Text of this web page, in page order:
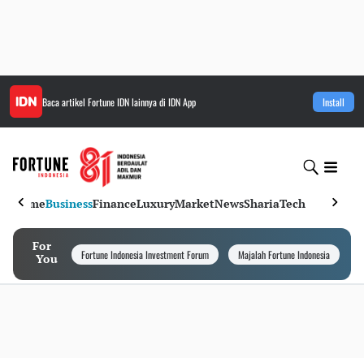
Baca artikel Fortune IDNlainnya di IDN App Install
HomeBusinessFinanceLuxuryMarketNewsShariaTech
For
You
Fortune Indonesia Investment Forum Majalah Fortune Indonesia